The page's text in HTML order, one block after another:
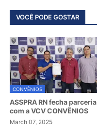
VOCÊ PODE GOSTAR
CONVÊNIOS
ASSPRA RN fecha parceria
com a VCV CONVÊNIOS
March 07, 2025